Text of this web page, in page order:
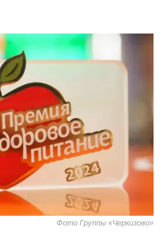
Фото Группы «Черкизово»